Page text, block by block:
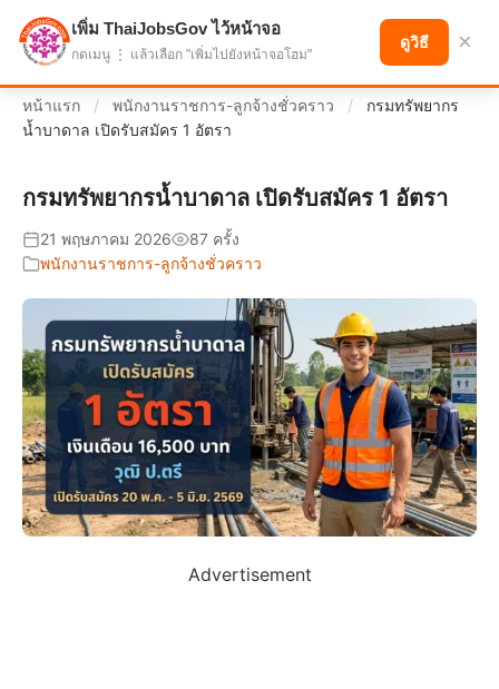
แบ่งปันโอกาส เพื่ออนาคตที่ก้าวหน้า
หน้าแรก / พนักงานราชการ-ลูกจ้างชั่วคราว /
กรมทรัพยากร
น้ำบาดาล เปิดรับสมัคร 1 อัตรา
กรมทรัพยากรน้ำบาดาล เปิดรับสมัคร 1 อัตรา
21 พฤษภาคม 2026
87 ครั้ง
พนักงานราชการ-ลูกจ้างชั่วคราว
Advertisement
เพิ่ม ThaiJobsGov ไว้หน้าจอ
กดเมนู ⋮ แล้วเลือก "เพิ่มไปยังหน้าจอโฮม"
ดูวิธี ×